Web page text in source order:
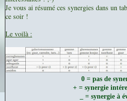
Je vous ai résumé ces synergies dans un
ce soir !
Le voilà :
0 = pas de
+ = synergie
_ = synergie à